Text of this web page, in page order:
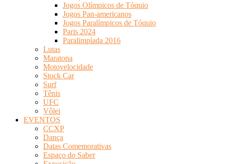
Jogos Olímpicos de Tóquio
Jogos Pan-americanos
Jogos Paralímpicos de Tóquio
Paris 2024
Paralimpíada 2016
Lutas
Maratona
Motovelocidade
Stock Car
Surf
Tênis
UFC
Vôlei
EVENTOS
CCXP
Dança
Datas Comemorativas
Espaço do Saber